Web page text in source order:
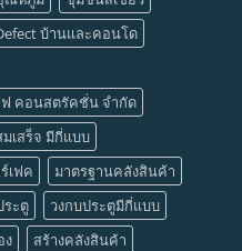
บ้านและคอนโด
ฟ คอนสตรัคชั่น จำกัด
เสร็จ มีกี่แบบ
เฟค
มาตรฐานคลังสินค้า
ระตู
วงกบประตูมีกี่แบบ
ง
สร้างคลังสินค้า